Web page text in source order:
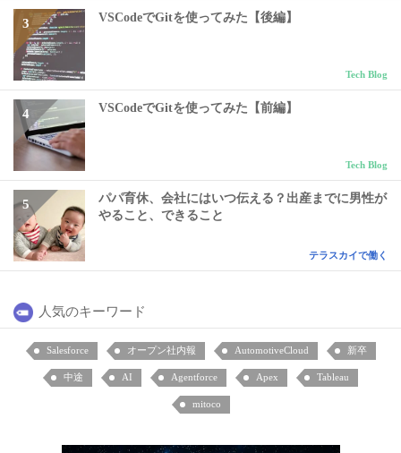
VSCodeでGitを使ってみた【後編】
Tech Blog
VSCodeでGitを使ってみた【前編】
Tech Blog
パパ育休、会社にはいつ伝える？出産までに男性が
やること、できること
テラスカイで働く
人気のキーワード
Salesforce オープン社内報 AutomotiveCloud 新卒
中途 AI Agentforce Apex Tableau
mitoco